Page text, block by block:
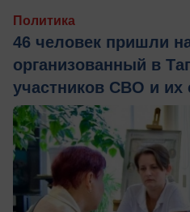
Политика
46 человек пришли
организованный в
участников СВО и их